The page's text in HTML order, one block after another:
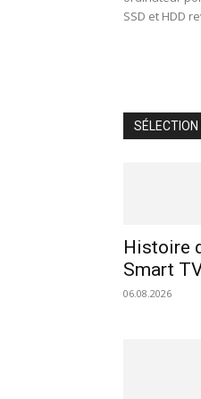
SSD et HDD
SÉLECTION
Histoire
Smart
06.08.2026